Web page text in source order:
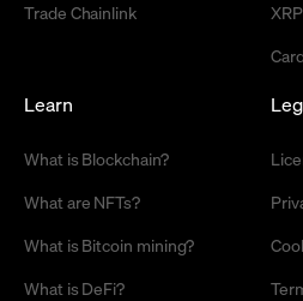
Trade Chainlink
Learn
What is Blockchain?
What are NFTs?
What is Bitcoin mining?
What is DeFi?